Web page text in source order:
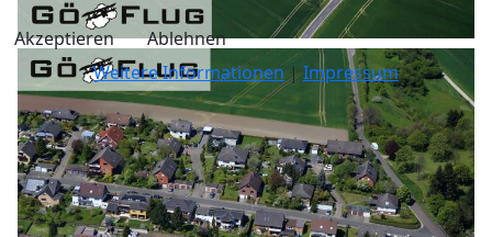
Akzeptieren
Ablehnen
Weitere Informationen | Impressum